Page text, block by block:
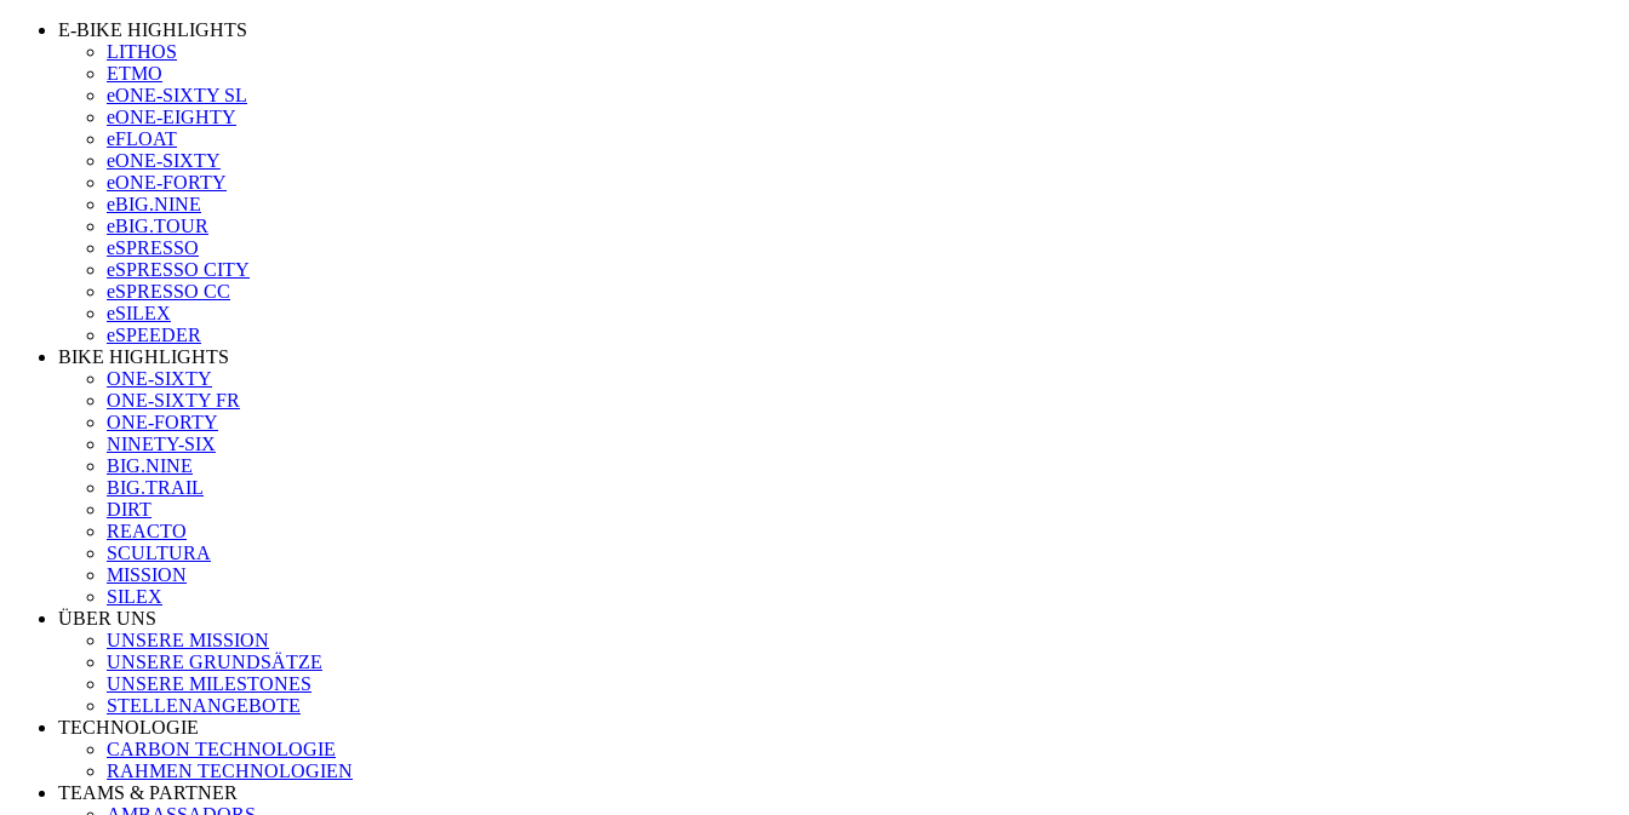
E-BIKE HIGHLIGHTS
LITHOS
ETMO
eONE-SIXTY SL
eONE-EIGHTY
eFLOAT
eONE-SIXTY
eONE-FORTY
eBIG.NINE
eBIG.TOUR
eSPRESSO
eSPRESSO CITY
eSPRESSO CC
eSILEX
eSPEEDER
BIKE HIGHLIGHTS
ONE-SIXTY
ONE-SIXTY FR
ONE-FORTY
NINETY-SIX
BIG.NINE
BIG.TRAIL
DIRT
REACTO
SCULTURA
MISSION
SILEX
ÜBER UNS
UNSERE MISSION
UNSERE GRUNDSÄTZE
UNSERE MILESTONES
STELLENANGEBOTE
TECHNOLOGIE
CARBON TECHNOLOGIE
RAHMEN TECHNOLOGIEN
TEAMS & PARTNER